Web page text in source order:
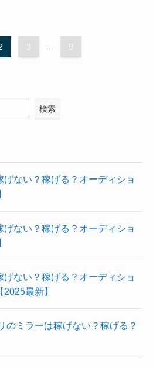
3 ... 9
検索
げない？稼げる？オーディショ
げない？稼げる？オーディショ
げない？稼げる？オーディショ
最新】
のミラーは稼げない？稼げる？